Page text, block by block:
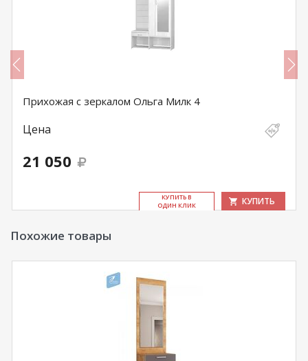
Прихожая с зеркалом Ольга Милк 4
Цена
21 050
КУ­ПИТЬ В
ОДИН КЛИК
КУПИТЬ
Похожие товары